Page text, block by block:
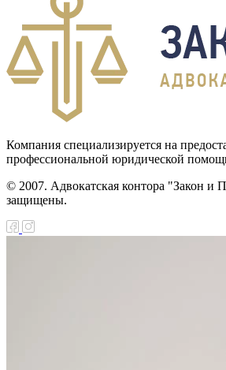
Компания специализируется на
профессиональной юридической
© 2007. Адвокатская контора "Закон и
защищены.